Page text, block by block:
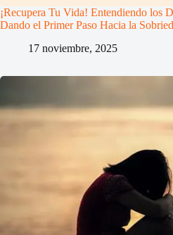
¡Recupera Tu Vida! Entendiendo los
Dando el Primer Paso Hacia la
17 noviembre, 2025